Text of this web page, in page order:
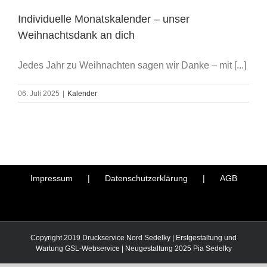
Individuelle Monatskalender – unser
Weihnachtsdank an dich
Jedes Jahr zu Weihnachten sagen wir Danke – mit [...]
06. Juli 2025 | Kalender
Impressum Datenschutzerklärung AGB
Copyright 2019 Druckservice Nord Sedelky | Erstgestaltung und
Wartung GSL-Webservice | Neugestaltung 2025 Pia Sedelky